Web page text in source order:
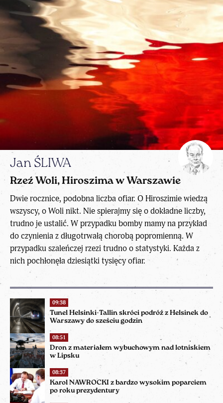
09:38
Tunel Helsinki-Tallin skróci podróż z Helsinek do
Warszawy do sześciu godzin
08:51
Dron z materiałem wybuchowym nad lotniskiem
w Lipsku
08:37
Karol NAWROCKI z bardzo wysokim poparciem
po roku prezydentury
Jan ŚLIWA
Rzeź Woli, Hiroszima w Warszawie
Dwie rocznice, podobna liczba ofiar. O Hiroszimie wiedzą
wszyscy, o Woli nikt. Nie spierajmy się o dokładne liczby,
trudno je ustalić. W przypadku bomby mamy na przykład
do czynienia z długotrwałą chorobą popromienną. W
przypadku szaleńczej rzezi trudno o statystyki. Każda z
nich pochłonęła dziesiątki tysięcy ofiar.